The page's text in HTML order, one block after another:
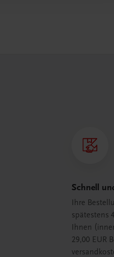
Schnell
Ihre
spätestens
Ihnen
29,00 EUR